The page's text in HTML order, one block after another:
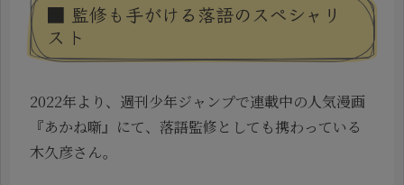
■ 監修も手がける落語のスペシャリ
スト
2022年より、週刊少年ジャンプで連載中の人気漫画
『あかね噺』にて、落語監修としても携わっている
木久彦さん。